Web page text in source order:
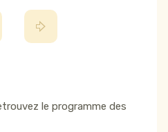
le programme des